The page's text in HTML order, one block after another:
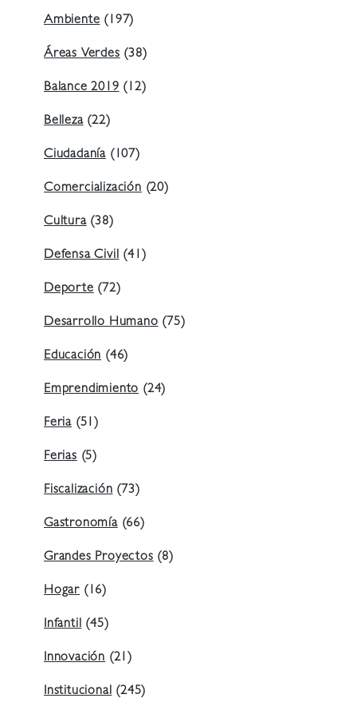
Ambiente (197)
Áreas Verdes (38)
Balance 2019 (12)
Belleza(22)
Ciudadanía (107)
Comercialización (20)
Cultura(38)
Defensa Civil (41)
Deporte (72)
Desarrollo Humano (75)
Educación (46)
Emprendimiento (24)
Feria (51)
Ferias (5)
Fiscalización (73)
Gastronomía(66)
Grandes Proyectos (8)
Hogar (16)
Infantil (45)
Innovación (21)
Institucional (245)